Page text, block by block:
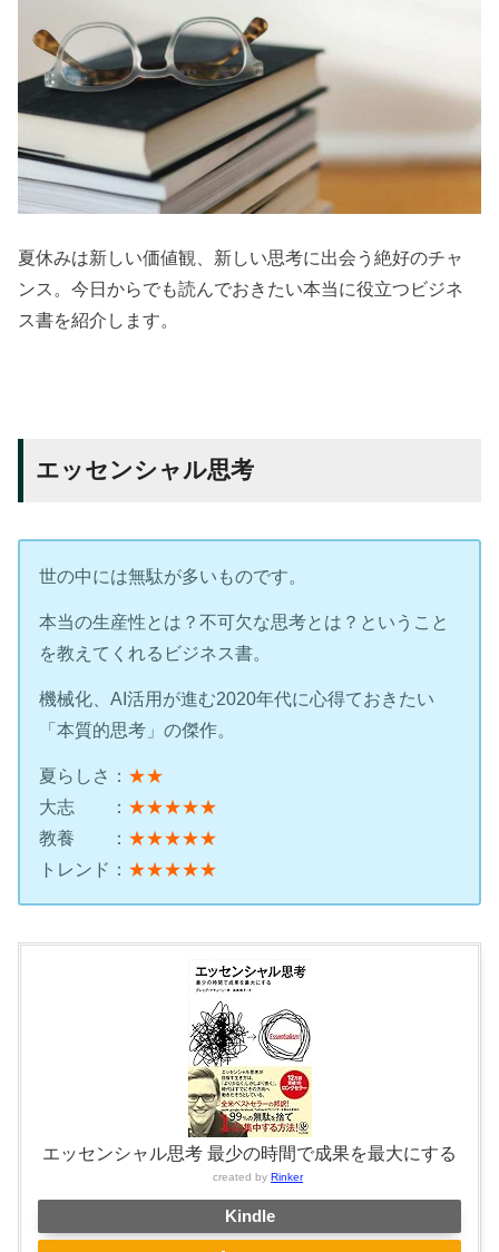
夏休みは新しい価値観、新しい思考に出会う絶好のチャ
ンス。今日からでも読んでおきたい本当に役立つビジネ
ス書を紹介します。
エッセンシャル思考
世の中には無駄が多いものです。
本当の生産性とは？不可欠な思考とは？ということ
を教えてくれるビジネス書。
機械化、AI活用が進む2020年代に心得ておきたい
「本質的思考」の傑作。
夏らしさ： ★★
大志 ： ★★★★★
教養 ： ★★★★★
トレンド： ★★★★★
エッセンシャル思考 最少の時間で成果を最大にする
created by Rinker
Kindle